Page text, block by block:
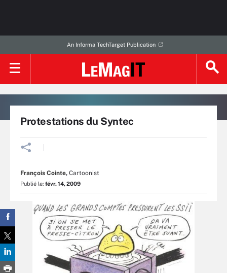
An Informa TechTarget Publication
Protestations du Syntec
François Cointe, Cartoonist
Publié le: févr. 14, 2009